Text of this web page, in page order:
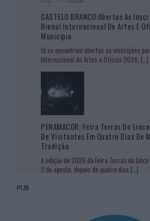
CASTELO BRANCO:Abertas As
Bienal Internacional De Artes E
Município
Já se encontram abertas as inscrições
Internacional de Artes e Ofícios 2026, […]
PENAMACOR: Feira Terras Do
De Visitantes Em Quatro Dias De
Tradição
A edição de 2026 da Feira Terras do
2 de agosto, depois de quatro dias […]